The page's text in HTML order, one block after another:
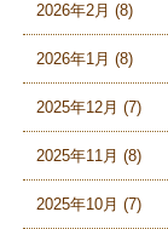
2026年2月 (8)
2026年1月 (8)
2025年12月 (7)
2025年11月 (8)
2025年10月 (7)